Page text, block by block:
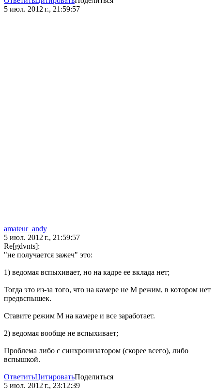
5 июл. 2012 г., 21:59:57
amateur_andy
5 июл. 2012 г., 21:59:57
Re[gdvnts]:
"не получается зажеч" это:
1) ведомая вспыхивает, но на кадре ее вклада нет;
Тогда это из-за того, что на камере не М режим, в котором нет
предвспышек.
Ставите режим М на камере и все заработает.
2) ведомая вообще не вспыхивает;
Проблема либо с синхронизатором (скорее всего), либо
вспышкой.
ОтветитьЦитироватьПоделиться
5 июл. 2012 г., 23:12:39